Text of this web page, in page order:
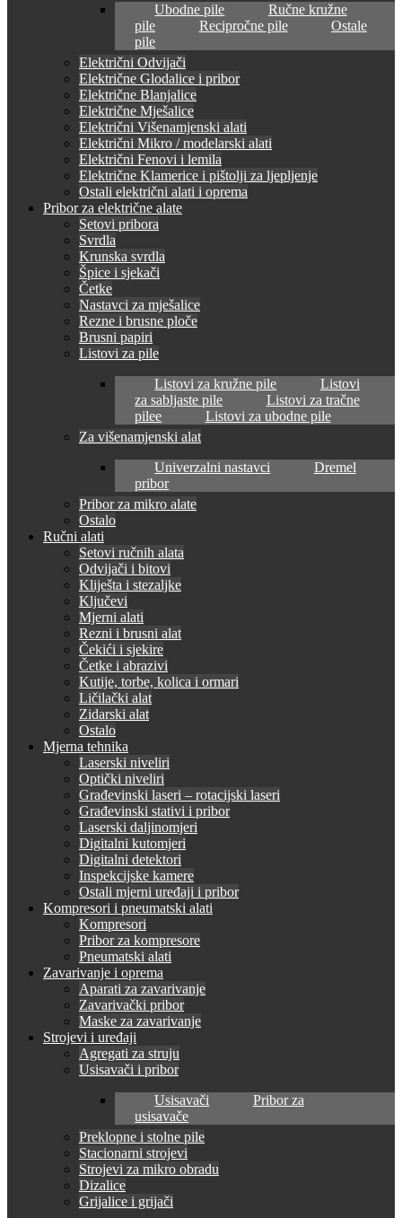
Ubodne pile
Ručne kružne
pile
Recipročne pile
Ostale
pile
Električni Odvijači
Električne Glodalice i pribor
Električne Blanjalice
Električne Mješalice
Električni Višenamjenski alati
Električni Mikro / modelarski alati
Električni Fenovi i lemila
Električne Klamerice i pištolji za ljepljenje
Ostali električni alati i oprema
Pribor za električne alate
Setovi pribora
Svrdla
Krunska svrdla
Špice i sjekači
Četke
Nastavci za mješalice
Rezne i brusne ploče
Brusni papiri
Listovi za pile
Listovi za kružne pile
Listovi
za sabljaste pile
Listovi za tračne
pilee
Listovi za ubodne pile
Za višenamjenski alat
Univerzalni nastavci
Dremel
pribor
Pribor za mikro alate
Ostalo
Ručni alati
Setovi ručnih alata
Odvijači i bitovi
Kliješta i stezaljke
Ključevi
Mjerni alati
Rezni i brusni alat
Čekići i sjekire
Četke i abrazivi
Kutije, torbe, kolica i ormari
Ličilački alat
Zidarski alat
Ostalo
Mjerna tehnika
Laserski niveliri
Optički niveliri
Građevinski laseri – rotacijski laseri
Građevinski stativi i pribor
Laserski daljinomjeri
Digitalni kutomjeri
Digitalni detektori
Inspekcijske kamere
Ostali mjerni uređaji i pribor
Kompresori i pneumatski alati
Kompresori
Pribor za kompresore
Pneumatski alati
Zavarivanje i oprema
Aparati za zavarivanje
Zavarivački pribor
Maske za zavarivanje
Strojevi i uređaji
Agregati za struju
Usisavači i pribor
Usisavači
Pribor za
usisavače
Preklopne i stolne pile
Stacionarni strojevi
Strojevi za mikro obradu
Dizalice
Grijalice i grijači